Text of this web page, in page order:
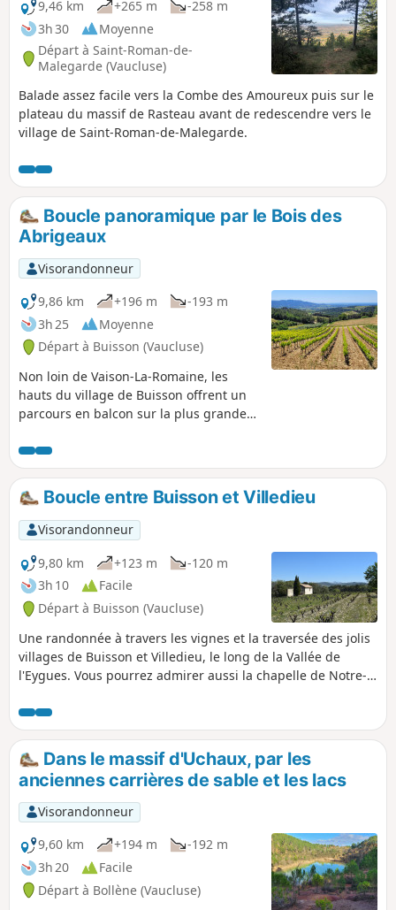
9,46 km +265 m
-258 m
3h 30
Moyenne
Départ à Saint-Roman-de-
Malegarde (Vaucluse)
Balade assez facile vers la Combe des Amoureux puis sur le
plateau du massif de Rasteau avant de redescendre vers le
village de Saint-Roman-de-Malegarde.
Boucle panoramique par le Bois des
Abrigeaux
Visorandonneur
9,86 km
+196 m
-193 m
3h 25
Moyenne
Départ à Buisson (Vaucluse)
Non loin de Vaison-La-Romaine, les
hauts du village de Buisson offrent un
parcours en balcon sur la plus grande
routes, pistes forestières et sentiers,
entre vignobles et sous-bois, le
marcheur peut admirer la vallée de
l'Aygues, la montagne de la Lance et
celles des Baronnies provençales, la
ligne d'horizon reconnaissable dessinée
par le Mont Ventoux, la crête de Saint
Amand, les Dentelles de Montmirail
tandis qu'au premier plan, les cultures
et les haies offrent un paysage de
bocage verdoyant.
Boucle entre Buisson et Villedieu
Visorandonneur
9,80 km
+123 m
-120 m
3h 10
Facile
Départ à Buisson (Vaucluse)
Une randonnée à travers les vignes et la traversée des jolis
villages de Buisson et Villedieu, le long de la Vallée de
l'Eygues. Vous pourrez admirer aussi la chapelle de Notre-
facile pouvant convenir à toute la famille et en toutes
saisons.
Dans le massif d'Uchaux, par les
anciennes carrières de sable et les lacs
Visorandonneur
9,60 km
+194 m
-192 m
3h 20
Facile
Départ à Bollène (Vaucluse)